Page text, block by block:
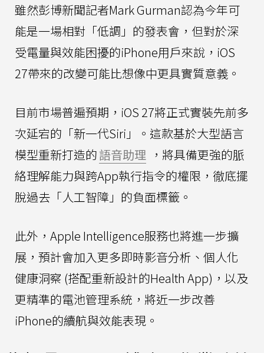
雖然彭博新聞記者Mark Gurman認為今年可
能是一場相對「低調」的發表會，但對於深
受電量與效能困擾的iPhone用戶來說，iOS
27帶來的改變可能比想像中更具實質意義。
目前市場普遍預期，iOS 27將正式實裝先前多
次延宕的「新一代Siri」。這款基於大型語言
模型重新打造的語音助理 ，將具備更強的脈
絡理解能力與跨App執行指令的權限，徹底擺
脫過去「人工智障」的負面標籤。
此外，Apple Intelligence服務也將進一步擴
展，預計會加入更多即時影音分析、個人化
健康洞察 (搭配重新設計的Health App)，以及
更精準的電池管理系統，將近一步改善
iPhone的續航與效能表現。